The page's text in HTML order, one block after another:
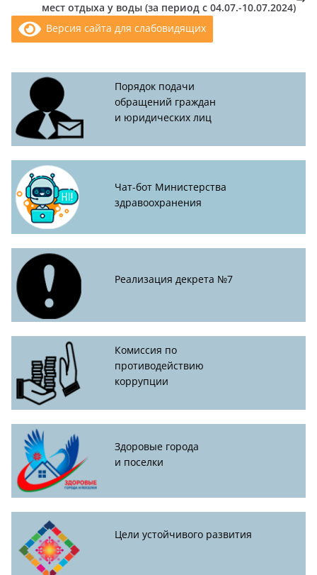
мест отдыха у воды (за период с 04.07.-10.07.2024)
Версия сайта для слабовидящих
Порядок подачи
обращений граждан
и юридических лиц
Чат-бот Министерства
здравоохранения
Реализация декрета №7
Комиссия по
противодействию
коррупции
Здоровые города
и поселки
Цели устойчивого развития